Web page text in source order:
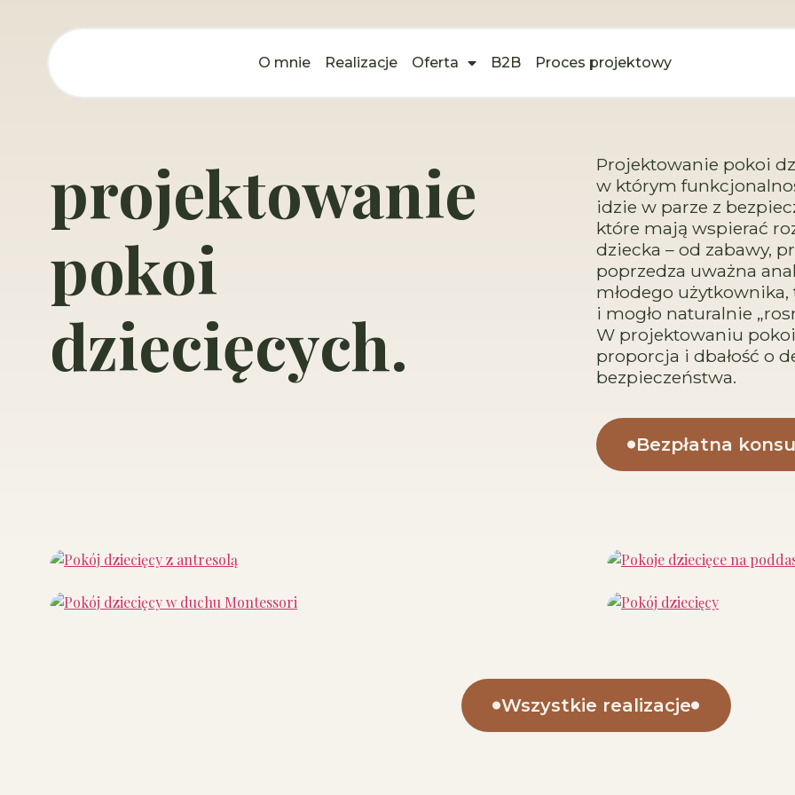
O mnie Realizacje Oferta B2B Proces projektowy
projektowanie
pokoi
dziecięcych.
Projektowanie pokoi
w którym
idzie w parze z
które mają wspierać
dziecka – od zabawy,
poprzedza uważna
młodego użytkownika,
i mogło naturalnie
W projektowaniu
proporcja i dbałość o
bezpieczeństwa.
Bezpłatna
Wszystkie realizacje